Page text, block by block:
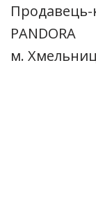
PANDORA
м.